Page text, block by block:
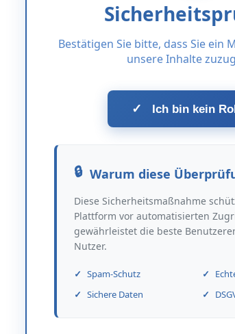
Bestätigen Sie bitte, dass Sie ein
unsere Inhalte
✓ Ich bin kein
Warum diese
Diese Sicherheitsmaßnahme
Plattform vor automatisierten
gewährleistet die beste
Nutzer.
Spam-Schutz
Sichere Daten